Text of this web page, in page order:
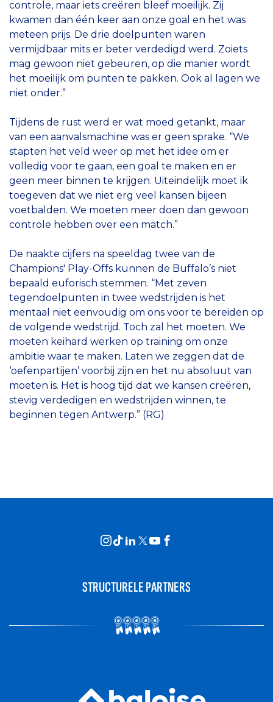
controle, maar iets creëren bleef moeilijk. Zij
kwamen dan één keer aan onze goal en het was
meteen prijs. De drie doelpunten waren
vermijdbaar mits er beter verdedigd werd. Zoiets
mag gewoon niet gebeuren, op die manier wordt
het moeilijk om punten te pakken. Ook al lagen we
niet onder.”
Tijdens de rust werd er wat moed getankt, maar
van een aanvalsmachine was er geen sprake. “We
stapten het veld weer op met het idee om er
volledig voor te gaan, een goal te maken en er
geen meer binnen te krijgen. Uiteindelijk moet ik
toegeven dat we niet erg veel kansen bijeen
voetbalden. We moeten meer doen dan gewoon
controle hebben over een match.”
De naakte cijfers na speeldag twee van de
Champions' Play-Offs kunnen de Buffalo’s niet
bepaald euforisch stemmen. “Met zeven
tegendoelpunten in twee wedstrijden is het
mentaal niet eenvoudig om ons voor te bereiden op
de volgende wedstrijd. Toch zal het moeten. We
moeten keihard werken op training om onze
ambitie waar te maken. Laten we zeggen dat de
‘oefenpartijen’ voorbij zijn en het nu absoluut van
moeten is. Het is hoog tijd dat we kansen creëren,
stevig verdedigen en wedstrijden winnen, te
beginnen tegen Antwerp.” (RG)
STRUCTURELE PARTNERS